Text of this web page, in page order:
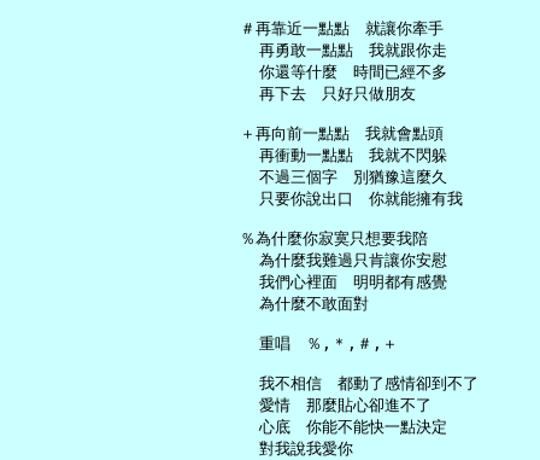
   ＃再靠近一點點　就讓你牽手
     再勇敢一點點　我就跟你走
     你還等什麼　時間已經不多
     再下去　只好只做朋友
   ＋再向前一點點　我就會點頭
     再衝動一點點　我就不閃躲
     不過三個字　別猶豫這麼久
     只要你說出口　你就能擁有我
   ％為什麼你寂寞只想要我陪
     為什麼我難過只肯讓你安慰
     我們心裡面　明明都有感覺
     為什麼不敢面對
     重唱　％,＊,＃,＋
     我不相信　都動了感情卻到不了
     愛情　那麼貼心卻進不了
     心底　你能不能快一點決定
     對我說我愛你